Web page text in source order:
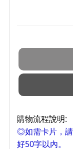
購物流程說明:
◎如需卡片，
好50字以內。